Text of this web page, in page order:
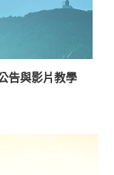
告與影片教學